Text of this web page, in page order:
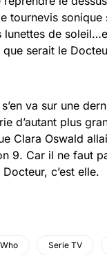
tournevis sonique
lunettes de
serait le
va sur une
d’autant plus
Clara Oswald
9. Car il ne faut
c’est elle.
Serie TV